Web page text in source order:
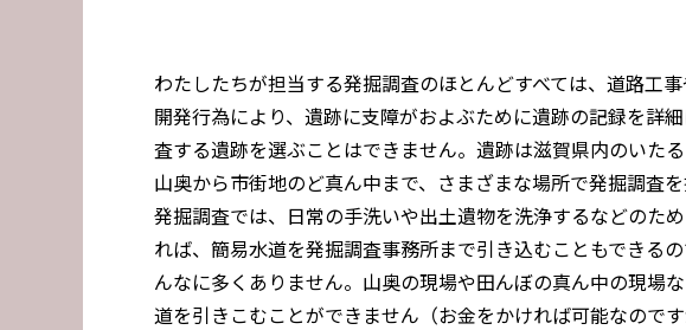
わたしたちが担当する発掘調査のほとんどすべては、道路工
開発行為により、遺跡に支障がおよぶために遺跡の記録を詳
査する遺跡を選ぶことはできません。遺跡は滋賀県内のいた
山奥から市街地のど真ん中まで、さまざまな場所で発掘調査を
発掘調査では、日常の手洗いや出土遺物を洗浄するなどのた
れば、簡易水道を発掘調査事務所まで引き込むこともできる
んなに多くありません。山奥の現場や田んぼの真ん中の現場
道を引きこむことができません（お金をかければ可能なので